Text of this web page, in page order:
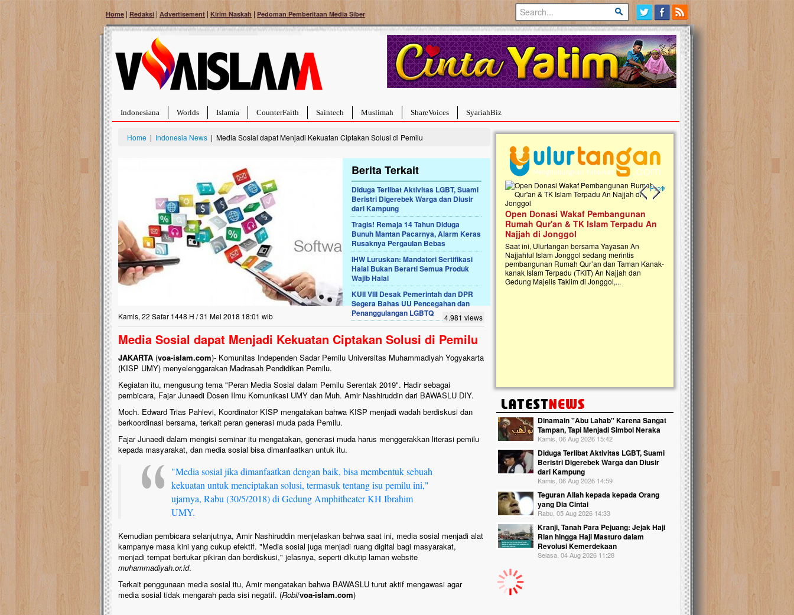
Home | Redaksi | Advertisement | Kirim Naskah | Pedoman Pemberitaan Media Siber
Indonesiana Worlds Islamia CounterFaith Saintech Muslimah ShareVoices SyariahBiz
Home | Indonesia News | Media Sosial dapat Menjadi Kekuatan Ciptakan Solusi di Pemilu
Berita Terkait
Diduga Terlibat Aktivitas LGBT, Suami
Beristri Digerebek Warga dan Diusir
dari Kampung
Tragis! Remaja 14 Tahun Diduga
Bunuh Mantan Pacarnya, Alarm Keras
Rusaknya Pergaulan Bebas
IHW Luruskan: Mandatori Sertifikasi
Halal Bukan Berarti Semua Produk
Wajib Halal
KUII VIII Desak Pemerintah dan DPR
Segera Bahas UU Pencegahan dan
Penanggulangan LGBTQ
Kamis, 22 Safar 1448 H / 31 Mei 2018 18:01 wib 4.981 views
Media Sosial dapat Menjadi Kekuatan Ciptakan Solusi di Pemilu
JAKARTA (voa-islam.com)- Komunitas Independen Sadar Pemilu Universitas Muhammadiyah Yogyakarta
(KISP UMY) menyelenggarakan Madrasah Pendidikan Pemilu.
Kegiatan itu, mengusung tema "Peran Media Sosial dalam Pemilu Serentak 2019". Hadir sebagai
pembicara, Fajar Junaedi Dosen Ilmu Komunikasi UMY dan Muh. Amir Nashiruddin dari BAWASLU DIY.
Moch. Edward Trias Pahlevi, Koordinator KISP mengatakan bahwa KISP menjadi wadah berdiskusi dan
berkoordinasi bersama, terkait peran generasi muda pada Pemilu.
Fajar Junaedi dalam mengisi seminar itu mengatakan, generasi muda harus menggerakkan literasi pemilu
kepada masyarakat, dan media sosial bisa dimanfaatkan untuk itu.
"Media sosial jika dimanfaatkan dengan baik, bisa membentuk sebuah
kekuatan untuk menciptakan solusi, termasuk tentang isu pemilu ini,"
ujarnya, Rabu (30/5/2018) di Gedung Amphitheater KH Ibrahim
UMY.
Kemudian pembicara selanjutnya, Amir Nashiruddin menjelaskan bahwa saat ini, media sosial menjadi alat
kampanye masa kini yang cukup efektif. "Media sosial juga menjadi ruang digital bagi masyarakat,
menjadi tempat bertukar pikiran dan berdiskusi," jelasnya, seperti dikutip laman website
muhammadiyah.or.id.
Terkait penggunaan media sosial itu, Amir mengatakan bahwa BAWASLU turut aktif mengawasi agar
media sosial tidak mengarah pada sisi negatif. (Robi/voa-islam.com)
Previous slide
Next slide
Bantu Naura, Balita Hebat Sembuh Dari
Tumor Pembuluh Darah
Hidup Naura Salsabila dipenuhi dengan
rintangan yang sangat berat. Meskipun baru
berusia sepuluh bulan, bayi yang imut ini harus
menghadapi penyakit yang dahsyat, yaitu tumor
pembuluh darah berukuran...
Lima Tahun Mangkrak, Masjid di
Pelosok ini Mengenaskan. Ayo Bantu.!!
Nasib masjid di Kampung Cilumbu ini sungguh
berlumut, dan menghitam terpapar panas dan
hujan....
Palestina Masih Berduka, Ayo Ulurkan
Tangan Bantu Mereka
Sahabat, Ulurtangan mari kirimkan dukungan
terbaikmu untuk warga Palestina di Gaza demi
menguatkan mereka menghadapi situasi
mencekam ini. Mari dukung mereka dengan
berdonasi dengan cara:...
Open Donasi Wakaf Pembangunan
Rumah Qur'an & TK Islam Terpadu An
Najjah di Jonggol
Saat ini, Ulurtangan bersama Yayasan An
Najjahtul Islam Jonggol sedang merintis
pembangunan Rumah Qur’an dan Taman Kanak-
kanak Islam Terpadu (TKIT) An Najjah dan
Gedung Majelis Taklim di Jonggol,...
Ulurtangan Bersama PDUI Kota
Safari Wakaf Qur'an dan Tebar
Sembako ke Pelosok Negeri
Mari bergabung dalam memperkuat
kebaikan di pelosok negeri dengan
Qur'an. Jangan ragu untuk menjadi
kebaikan ini. Abadikan harta dengan
Qur'an dan saksikan...
Dinamain ''Abu Lahab'' Karena Sangat
Tampan, Tapi Menjadi Simbol Neraka
Kamis, 06 Aug 2026 15:42
Diduga Terlibat Aktivitas LGBT, Suami
Beristri Digerebek Warga dan Diusir
dari Kampung
Kamis, 06 Aug 2026 14:59
Teguran Allah kepada kepada Orang
yang Dia Cintai
Rabu, 05 Aug 2026 14:33
Kranji, Tanah Para Pejuang: Jejak Haji
Rian hingga Haji Masturo dalam
Revolusi Kemerdekaan
Selasa, 04 Aug 2026 11:28